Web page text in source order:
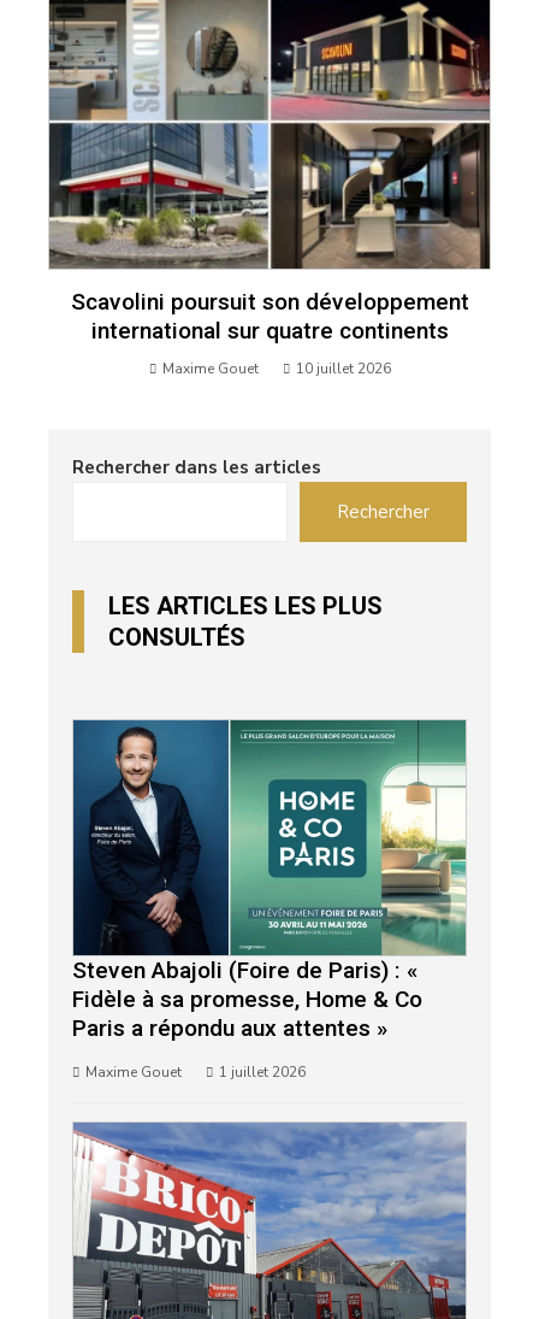
Scavolini poursuit son développement
international sur quatre continents
Maxime Gouet 10 juillet 2026
Rechercher dans les articles
Rechercher
LES ARTICLES LES PLUS
CONSULTÉS
Steven Abajoli (Foire de Paris) : «
Fidèle à sa promesse, Home & Co
Paris a répondu aux attentes »
Maxime Gouet 1 juillet 2026